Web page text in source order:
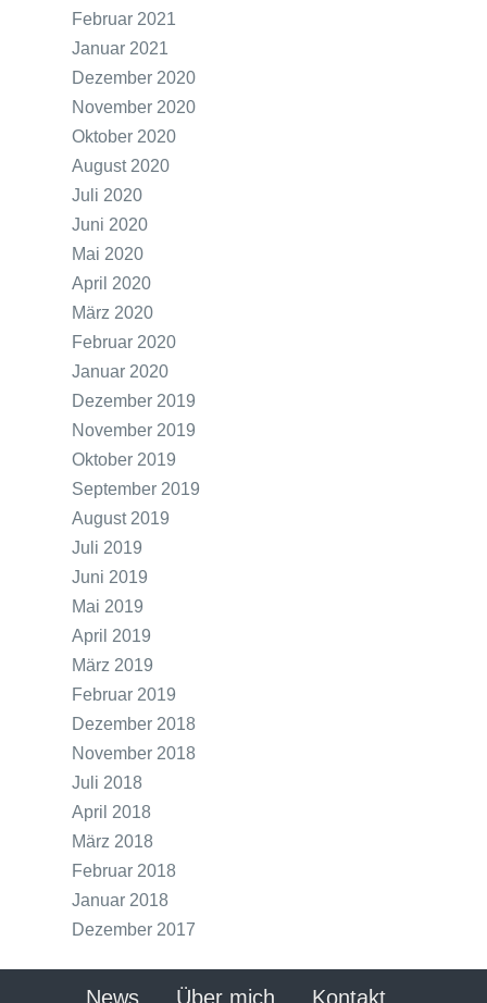
Februar 2021
Januar 2021
Dezember 2020
November 2020
Oktober 2020
August 2020
Juli 2020
Juni 2020
Mai 2020
April 2020
März 2020
Februar 2020
Januar 2020
Dezember 2019
November 2019
Oktober 2019
September 2019
August 2019
Juli 2019
Juni 2019
Mai 2019
April 2019
März 2019
Februar 2019
Dezember 2018
November 2018
Juli 2018
April 2018
März 2018
Februar 2018
Januar 2018
Dezember 2017
News Über mich Kontakt